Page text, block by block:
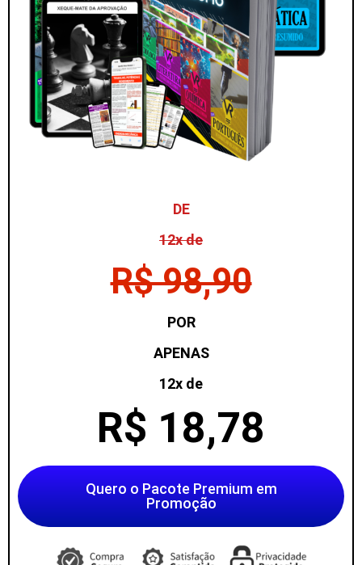
DE
12x de
R$ 98,90​
POR
APENAS
12x de
R$ 18,78
Quero o Pacote Premium em
Promoção